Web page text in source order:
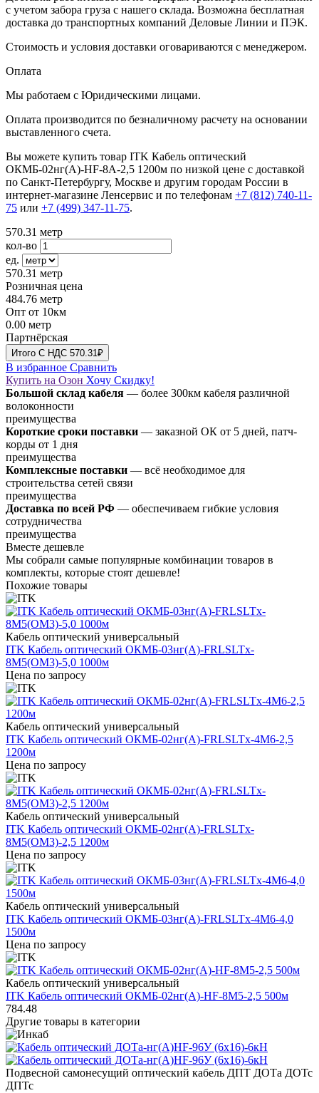
с учетом забора груза с нашего склада. Возможна бесплатная
доставка до транспортных компаний Деловые Линии и ПЭК.
Стоимость и условия доставки оговариваются с менеджером.
Оплата
Мы работаем с Юридическими лицами.
Оплата производится по безналичному расчету на основании
выставленного счета.
Вы можете купить товар ITK Кабель оптический
ОКМБ-02нг(А)-HF-8А-2,5 1200м по низкой цене с доставкой
по Санкт-Петербургу, Москве и другим городам России в
интернет-магазине Ленсервис и по телефонам +7 (812) 740-11-
75 или +7 (499) 347-11-75.
570.31 метр
кол-во
ед.
570.31 метр
Розничная цена
484.76 метр
Опт от 10км
0.00 метр
Партнёрская
Итого C НДС 570.31₽
В избранное Сравнить
Купить на Озон Хочу Скидку!
Большой склад кабеля — более 300км кабеля различной
волоконности
преимущества
Короткие сроки поставки — заказной ОК от 5 дней, патч-
корды от 1 дня
преимущества
Комплексные поставки — всё необходимое для
строительства сетей связи
преимущества
Доставка по всей РФ — обеспечиваем гибкие условия
сотрудничества
преимущества
Вместе дешевле
Мы собрали самые популярные комбинации товаров в
комплекты, которые стоят дешевле!
Похожие товары
Кабель оптический универсальный
ITK Кабель оптический ОКМБ-03нг(А)-FRLSLTx-
8М5(OM3)-5,0 1000м
Цена по запросу
Кабель оптический универсальный
ITK Кабель оптический ОКМБ-02нг(А)-FRLSLTx-4М6-2,5
1200м
Цена по запросу
Кабель оптический универсальный
ITK Кабель оптический ОКМБ-02нг(А)-FRLSLTx-
8М5(OM3)-2,5 1200м
Цена по запросу
Кабель оптический универсальный
ITK Кабель оптический ОКМБ-03нг(А)-FRLSLTx-4М6-4,0
1500м
Цена по запросу
Кабель оптический универсальный
ITK Кабель оптический ОКМБ-02нг(А)-HF-8М5-2,5 500м
784.48
Другие товары в категории
Подвесной самонесущий оптический кабель ДПТ ДОТа ДОТс
ДПТс